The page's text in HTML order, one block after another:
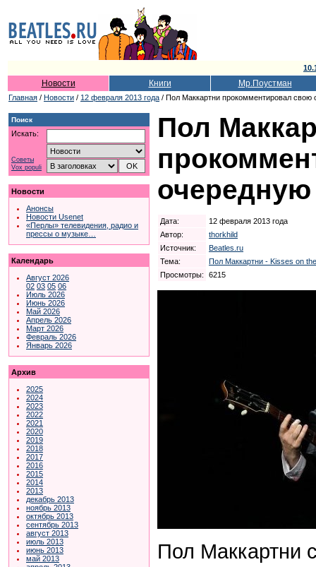
Новости Книги Мр.Поустман
Главная / Новости / 12 февраля 2013 года / Пол Маккартни прокомментировал
Поиск
Искать:
Советы
Vox populi
Новости
Анонсы
Новости Usenet
«Перлы» телевидения, радио и
прессы о музыке…
Календарь
Август 2026
02 03 05 06
Июль 2026
Июнь 2026
Май 2026
Апрель 2026
Март 2026
Февраль 2026
Январь 2026
Архив
2025
2024
2023
2022
2021
2020
2019
2018
2017
2016
2015
2014
2013
декабрь 2013
ноябрь 2013
октябрь 2013
сентябрь 2013
август 2013
июль 2013
июнь 2013
май 2013
Пол
Дата:
12 февраля 2013 года
Автор:
thorkhild
Источник:
Beatles.ru
Тема:
Пол Маккартни - Kisses on
Просмотры:
6215
Пол Маккартни